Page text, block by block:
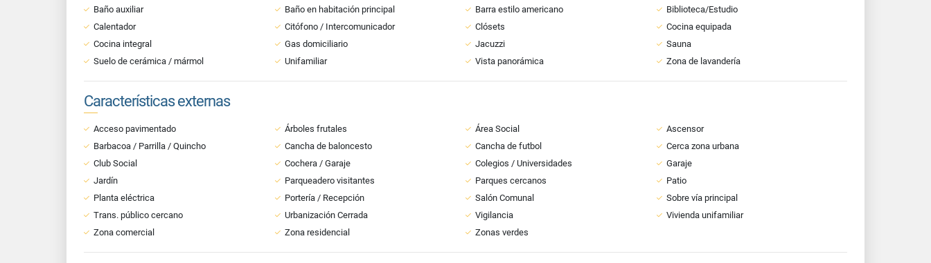
Baño auxiliar
Baño en habitación principal Barra estilo americano
Biblioteca/Estudio
Calentador
Citófono / Intercomunicador Clósets
Cocina equipada
Cocina integral
Gas domiciliario Jacuzzi
Sauna
Suelo de cerámica / mármol
Unifamiliar Vista panorámica Zona de lavandería
Características externas
Acceso pavimentado Árboles frutales Área Social
Ascensor
Barbacoa / Parrilla / Quincho
Cancha de baloncesto Cancha de futbol
Cerca zona urbana
Club Social
Cochera / Garaje Colegios / Universidades
Garaje
Jardín
Parqueadero visitantes Parques cercanos
Patio
Planta eléctrica
Portería / Recepción Salón Comunal
Sobre vía principal
Trans. público cercano
Urbanización Cerrada Vigilancia
Vivienda unifamiliar
Zona comercial
Zona residencial Zonas verdes